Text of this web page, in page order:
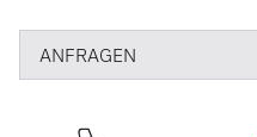
ANFRAGEN